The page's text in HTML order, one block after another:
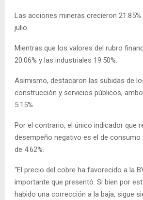
Las acciones mineras crecieron
julio.
Mientras que los valores del rubro
20.06% y las industriales 19.50%.
Asimismo, destacaron las subidas de
construcción y servicios públicos,
5.15%.
Por el contrario, el único indicador que
desempeño negativo es el de
de 4.62%.
“El precio del cobre ha favorecido a la
importante que presentó. Si bien por
habido una corrección a la baja, sigue